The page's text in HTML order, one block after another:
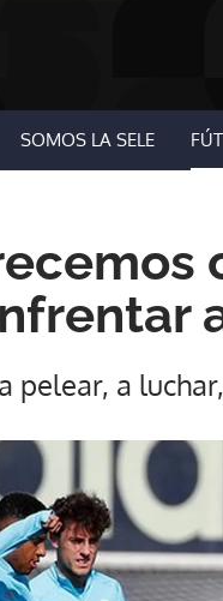
SOMOS LA SELE
pelear, a